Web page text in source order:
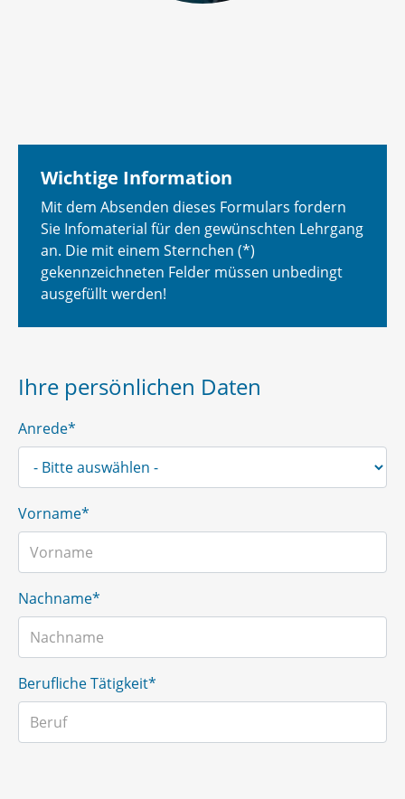
Wichtige Information
Mit dem Absenden dieses Formulars fordern
Sie Infomaterial für den gewünschten Lehrgang
an. Die mit einem Sternchen (*)
gekennzeichneten Felder müssen unbedingt
ausgefüllt werden!
Ihre persönlichen Daten
Anrede*
Vorname*
Nachname*
Berufliche Tätigkeit*